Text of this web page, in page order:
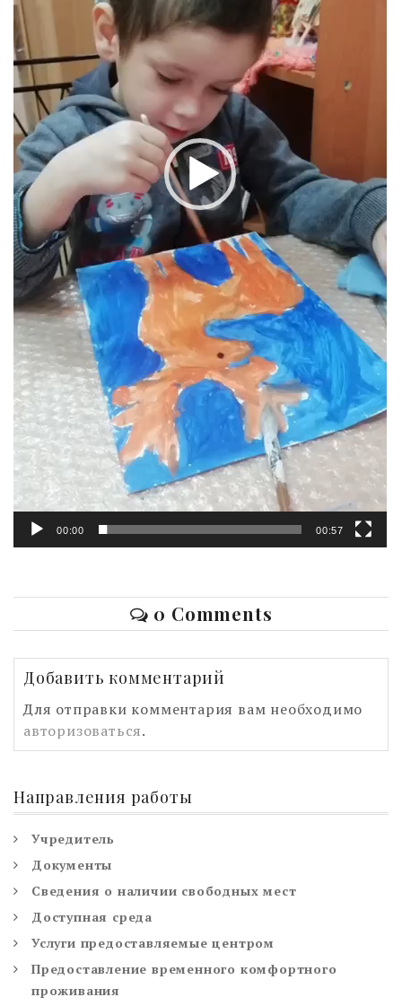
00:00 00:57
0 Comments
Добавить комментарий
Для отправки комментария вам необходимо
авторизоваться.
Направления работы
Учредитель
Документы
Сведения о наличии свободных мест
Доступная среда
Услуги предоставляемые центром
Предоставление временного комфортного
проживания